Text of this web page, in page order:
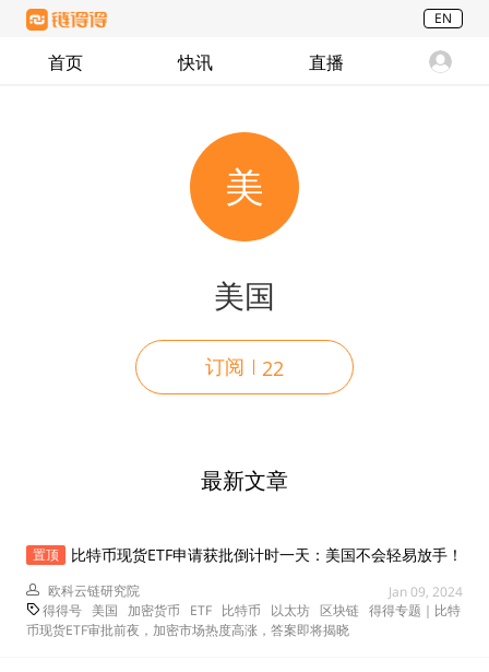
EN
首页 快讯 直播
美
美国
订阅 22
最新文章
置顶 比特币现货ETF申请获批倒计时一天：美国不会轻易放手！
欧科云链研究院
Jan 09, 2024
得得号 美国 加密货币 ETF 比特币 以太坊 区块链 得得专题｜比特
币现货ETF审批前夜，加密市场热度高涨，答案即将揭晓